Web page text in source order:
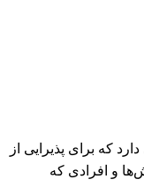
دارد که برای پذیرایی از
و افرادی که